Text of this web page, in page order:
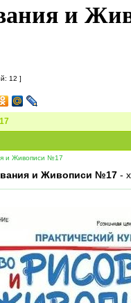
и
12 ]
и Живописи №17
и Живописи №17 -